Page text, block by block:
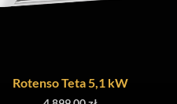
Rotenso Teta 5,1 kW